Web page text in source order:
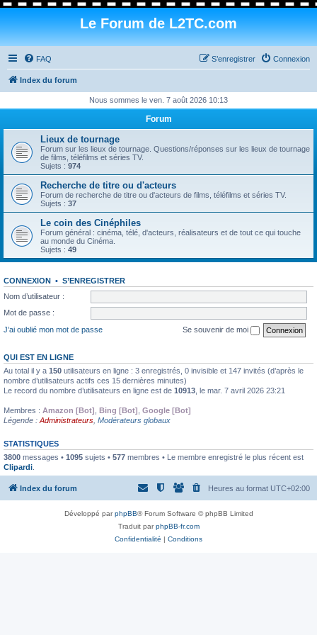
Le Forum de L2TC.com
FAQ Connexion
S’enregistrer
Index du forum
Nous sommes le ven. 7 août 2026 10:13
Forum
Lieux de tournage
Forum sur les lieux de tournage. Questions/réponses sur les lieux de tournage
de films, téléfilms et séries TV.
Sujets : 974
Recherche de titre ou d'acteurs
Forum de recherche de titre ou d'acteurs de films, téléfilms et séries TV.
Sujets : 37
Le coin des Cinéphiles
Forum général : cinéma, télé, d'acteurs, réalisateurs et de tout ce qui touche
au monde du Cinéma.
Sujets : 49
CONNEXION • S’ENREGISTRER
Nom d’utilisateur :
Mot de passe :
J’ai oublié mon mot de passe
Se souvenir de moi
QUI EST EN LIGNE
Au total il y a 150 utilisateurs en ligne : 3 enregistrés, 0 invisible et 147 invités (d’après le
nombre d’utilisateurs actifs ces 15 dernières minutes)
Le record du nombre d’utilisateurs en ligne est de 10913 , le mar. 7 avril 2026 23:21
Membres : Amazon [Bot] Bing [Bot] Google [Bot]
Légende : Administrateurs Modérateurs globaux
STATISTIQUES
3800 messages • 1095 sujets • 577 membres • Le membre enregistré le plus récent est
Clipardi
Index du forum Heures au format UTC+02:00
Développé parphpBB® Forum Software © phpBB Limited
Traduit parphpBB-fr.com
Confidentialité | Conditions